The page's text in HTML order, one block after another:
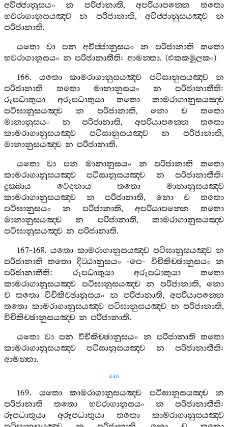
අවිජ‍්ජානුසයං න පරිජානාති, අපරියාපන‍්නෙ
තතො
භවරාගානුසයඤ‍්ච
න පරිජානාති, අවිජ‍්ජානුසයඤ‍්ච
න
පරිජානාති.
යතො
වා පන අවිජ‍්ජානුසයං න පරිජානාති
තතො
භවරාගානුසයං න පරිජානාතීති: ආමන‍්තා. (එකකමූලකං)
166. යතො කාමරාගානුසයඤ‍්ච පටිඝානුසයඤ‍්ච
න
පරිජානාති
තතො මානානුසයං න පරිජානාතීති:
රූපධාතුයා
අරූපධාතුයා තතො
කාමරාගානුසයඤ‍්ච
පටිඝානුසයඤ‍්ච
න පරිජානාති,නො ච
තතො
මානානුසයං
න පරිජානාති, අපරියාපන‍්නෙ
තතො
කාමරාගානුසයඤ‍්ච
පටිඝානුසයඤ‍්ච න පරිජානාති,
මානානුසයඤ‍්ච න පරිජානාති.
යතො
වා පන මානානුසයං න පරිජානාති
තතො
කාමරාගානුසයඤ‍්ච
පටිඝානුසයඤ‍්ච න පරිජානාතීති:
දුක‍්ඛාය
වෙදනාය තතො
මානානුසයඤ‍්ච
කාමරාගානුසයඤ‍්ච
න පරිජානාති, නො ච
තතො
පටිඝානුසයං
න පරිජානාති, අපරියාපන‍්නෙ
තතො
මානානුසයඤ‍්ච
න පරිජානාති,කාමරාගානුසයඤ‍්ච
පටිඝානුසයඤ‍්ච න පරිජානාති.
167-168.යතො කාමරාගානුසයඤ‍්ච පටිඝානුසයඤ‍්ච න
පරිජානාති
තතො දිට‍්ඨානුසයං-පෙ- විචිකිච‍්ඡානුසයං න
පරිජානාතීති: රූපධාතුයා අරූපධාතුයා
තතො
කාමරාගානුසයඤ‍්ච
පටිඝානුසයඤ‍්ච න පරිජානාති, නො
ච තතො විචිකිච‍්ඡානුසයං න පරිජානාති, අපරියාපන‍්නෙ
තතො කාමරාගානුසයඤ‍්ච පටිඝානුසයඤ‍්ච න පරිජානාති,
විචිකිච‍්ඡානුසයඤ‍්ච න පරිජානාති.
යතො වා පන විචිකිච‍්ඡානුසයං න පරිජානාති තතො
කාමරාගානුසයඤ‍්ච
පටිඝානුසයඤ‍්ච න පරිජානාතීති:
ආමන‍්තා.
446
169. යතො කාමරාගානුසයඤ‍්ච පටිඝානුසයඤ‍්ච
න
පරිජානාති
තතො භවරාගානුසයං න පරිජානාතීති:
රූපධාතුයා
අරූපධාතුයා තතො
කාමරාගානුසයඤ‍්ච